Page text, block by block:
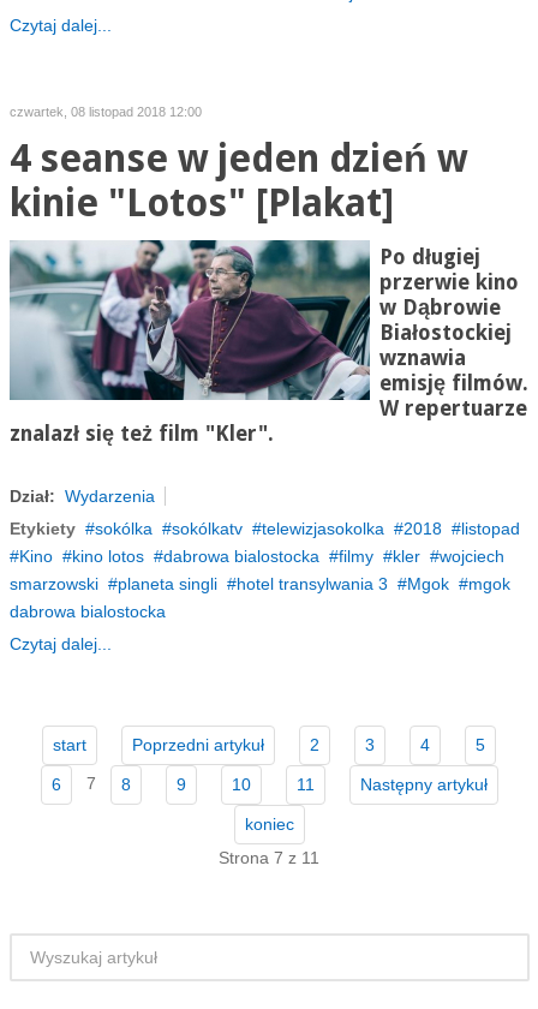
Czytaj dalej...
czwartek, 08 listopad 2018 12:00
4 seanse w jeden dzień w
kinie "Lotos" [Plakat]
Po długiej
przerwie kino
w Dąbrowie
Białostockiej
wznawia
emisję filmów.
W repertuarze
znalazł się też film "Kler".
Dział: Wydarzenia
Etykiety
sokólka sokólkatv telewizjasokolka 2018
listopad
Kino
kino lotos dabrowa bialostocka filmy kler
wojciech
smarzowski
planeta singli hotel transylwania 3 Mgok
mgok
dabrowa bialostocka
Czytaj dalej...
start Poprzedni artykuł 2 3 4 5
6 7 8 9 10 11 Następny artykuł
koniec
Strona 7 z 11